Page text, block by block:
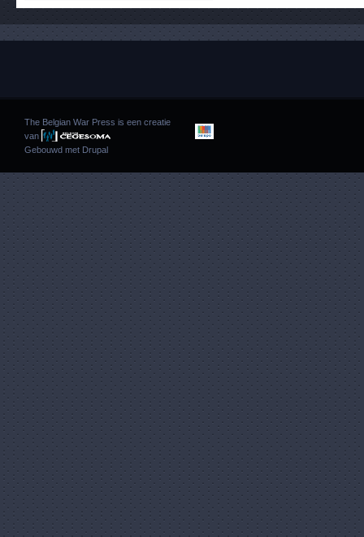
The Belgian War Press is een creatie
van
Gebouwd met Drupal